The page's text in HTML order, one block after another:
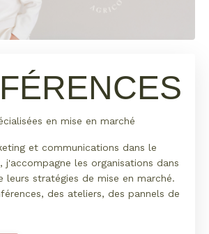
en mise en marché
et communications dans le
j'accompagne les organisations dans
leurs stratégies de mise en marché.
des ateliers, des pannels de